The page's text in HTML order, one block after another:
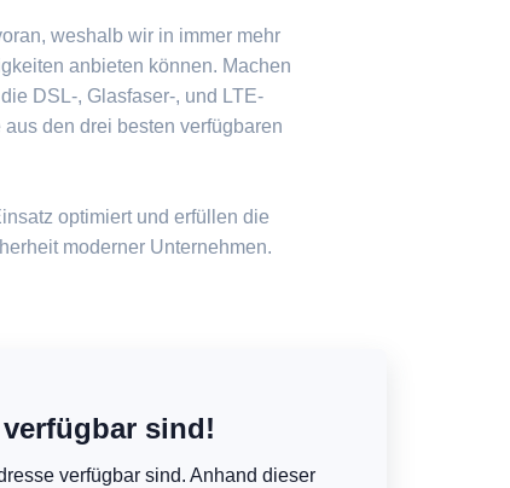
weshalb wir in immer mehr
anbieten können. Machen
DSL-, Glasfaser-, und LTE-
den drei besten verfügbaren
optimiert und erfüllen die
moderner Unternehmen.
sind!
verfügbar sind. Anhand dieser